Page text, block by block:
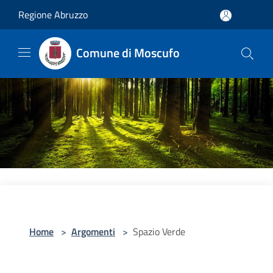
Regione Abruzzo
Comune di Moscufo
Home > Argomenti > Spazio Verde